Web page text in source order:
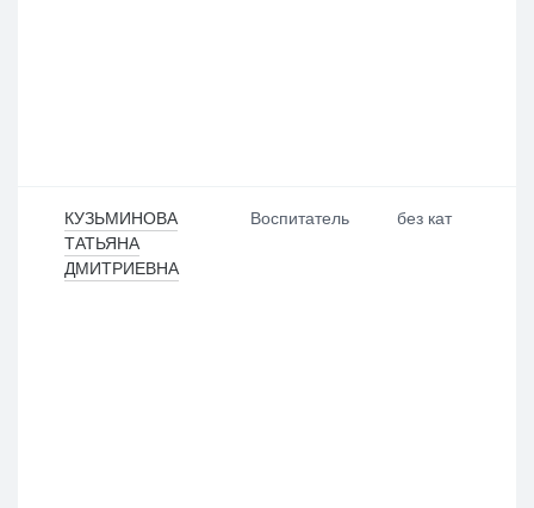
КУЗЬМИНОВА
ТАТЬЯНА
ДМИТРИЕВНА
Воспитатель без кат